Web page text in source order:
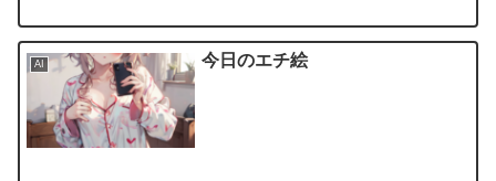
AI 今日のエチ絵